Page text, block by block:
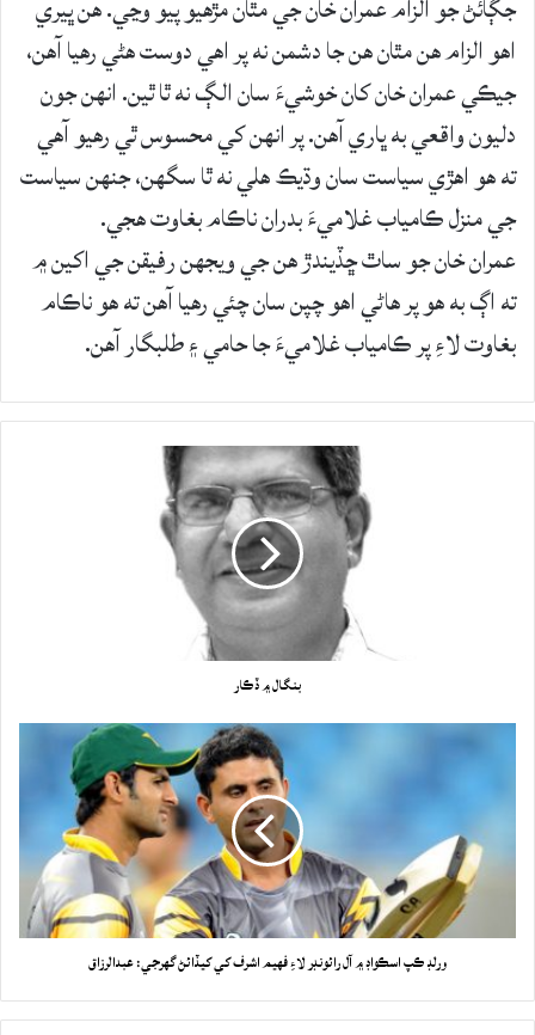
جڳائڻ جو الزام عمران خان جي مٿان مڙهيو پيو وڃي. هن ڀيري
اهو الزام هن مٿان هن جا دشمن نه پر اهي دوست هڻي رهيا آهن،
جيڪي عمران خان کان خوشيءَ سان الڳ نه ٿا ٿين. انهن جون
دليون واقعي به ڀاري آهن. پر انهن کي محسوس ٿي رهيو آهي
ته هو اهڙي سياست سان وڌيڪ هلي نه ٿا سگهن، جنهن سياست
جي منزل ڪامياب غلاميءَ بدران ناڪام بغاوت هجي.
عمران خان جو ساٿ ڇڏيندڙ هن جي ويجهن رفيقن جي اکين ۾
ته اڳ به هو پر هاڻي اهو چپن سان چئي رهيا آهن ته هو ناڪام
بغاوت لاءِ پر ڪامياب غلاميءَ جا حامي ۽ طلبگار آهن.
بنگال ۾ ڏڪار
ورلڊ ڪپ اسڪواڊ ۾ آل رائونڊر لاءِ فهيم اشرف کي کيڏائڻ گهرجي: عبدالرزاق